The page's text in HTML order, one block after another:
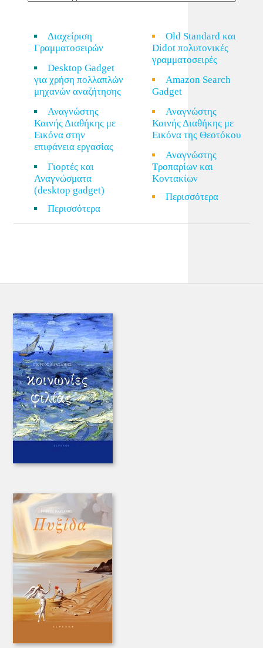
Διαχείριση
Γραμματοσειρών
Desktop Gadget
για χρήση πολλαπλών
μηχανών αναζήτησης
Αναγνώστης
Καινής Διαθήκης με
Εικόνα στην
επιφάνεια εργασίας
Γιορτές και
Αναγνώσματα
(desktop gadget)
Περισσότερα
Old Standard και
Didot πολυτονικές
γραμματοσειρές
Amazon Search
Gadget
Αναγνώστης
Καινής Διαθήκης με
Εικόνα της Θεοτόκου
Αναγνώστης
Τροπαρίων και
Κοντακίων
Περισσότερα